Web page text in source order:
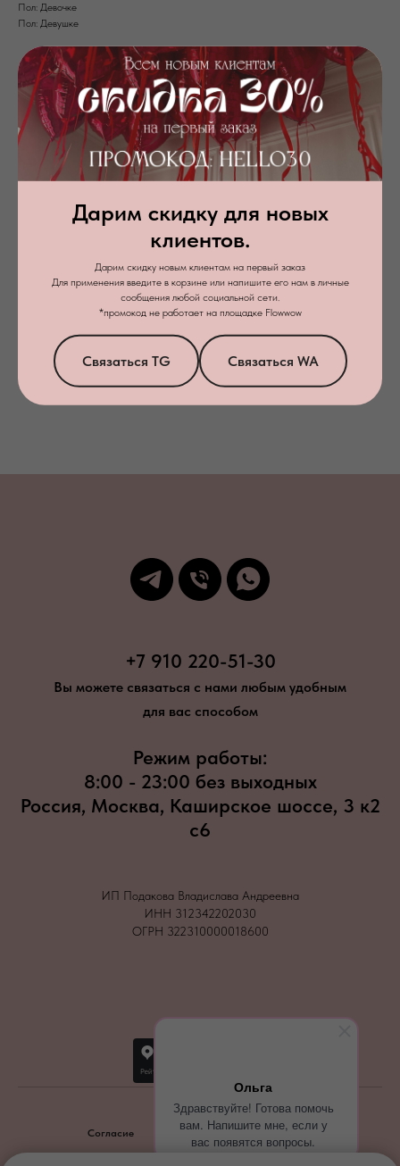
Ольга
Здравствуйте! Готова помочь
вам. Напишите мне, если у
вас появятся вопросы.
Дарим скидку для новых
клиентов.
Дарим скидку новым клиентам на первый заказ
Для применения введите в корзине или напишите его нам в личные
сообщения любой социальной сети.
*промокод не работает на площадке Flowwow
Связаться TG Связаться WA
Пол: Девочке
Пол: Девушке
согласие на обработку персональных данныхв соответствии с
политикой конфиденциальности
Заказать звонок
+7 910 220-51-30
Вы можете связаться с нами любым удобным
для вас способом
Режим работы:
8:00 - 23:00 без выходных
Россия, Москва, Каширское шоссе, 3 к2
с6
ИП Подакова Владислава Андреевна
ИНН 312342202030
ОГРН 322310000018600
Согласие Политика конфиденциальности